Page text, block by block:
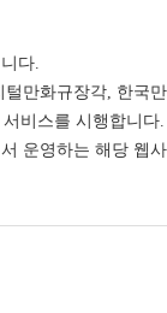
다.
털만화규장각, 한국
비스를 시행합니다.
운영하는 해당 웹